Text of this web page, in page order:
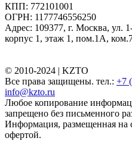
КПП: 772101001
ОГРН: 1177746556250
Адрес: 109377, г. Москва, ул.
корпус 1, этаж 1, пом.1А,
© 2010-2024 | KZTO
Все права защищены. тел.: +7
info@kzto.ru
Любое копирование
запрещено без письменного
Информация, размещенная на
офертой.